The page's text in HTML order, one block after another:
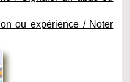
ou expérience / Noter